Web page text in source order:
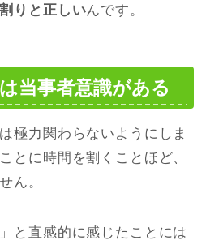
りと正しいんです。
当事者意識がある
極力関わらないようにしま
とに時間を割くことほど、
ん。
と直感的に感じたことには